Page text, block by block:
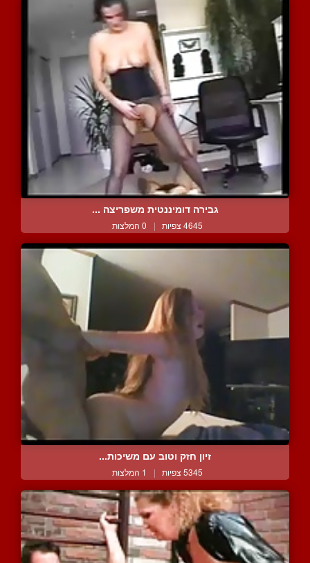
גבירה דומיננטית משפריצה ...
4645 צפיות | 0 המלצות
זיון חזק וטוב עם משיכות...
5345 צפיות | 1 המלצות